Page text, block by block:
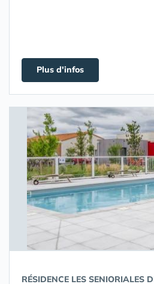
Plus d'infos
RÉSIDENCE LES SENIORIALES